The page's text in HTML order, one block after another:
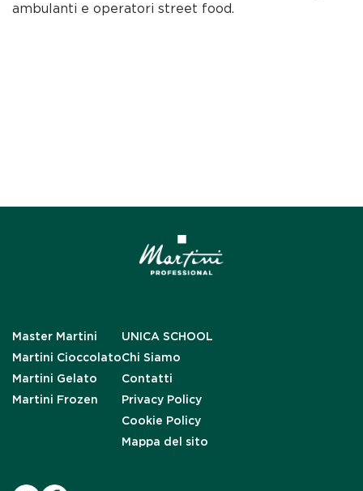
ambulanti e operatori street food.
Master Martini
Martini Cioccolato
Martini Gelato
Martini Frozen
UNICA SCHOOL
Chi Siamo
Contatti
Privacy Policy
Cookie Policy
Mappa del sito